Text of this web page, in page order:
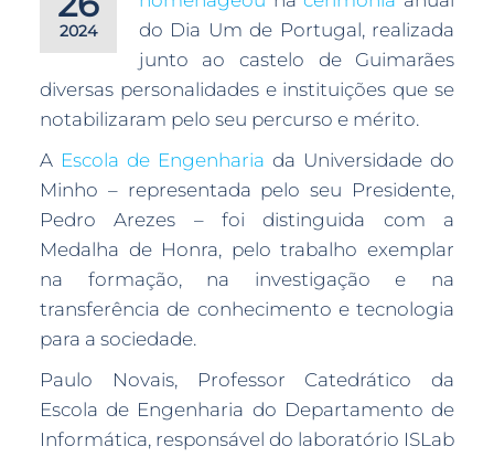
2024
do Dia Um de Portugal, realizada
junto ao castelo de Guimarães
diversas personalidades e instituições que se
notabilizaram pelo seu percurso e mérito.
A Escola de Engenharia da Universidade do
Minho – representada pelo seu Presidente,
Pedro Arezes – foi distinguida com a
Medalha de Honra, pelo trabalho exemplar
na formação, na investigação e na
transferência de conhecimento e tecnologia
para a sociedade.
Paulo Novais, Professor Catedrático da
Escola de Engenharia do Departamento de
Informática, responsável do laboratório ISLab